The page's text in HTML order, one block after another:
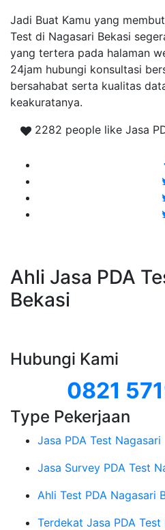
Jadi Buat Kamu yang
Test di Nagasari Bekasi
yang tertera pada halaman
24jam hubungi konsultasi
bersahabat serta kualitas
keakuratanya.
2282 people like Jasa
Ahli Jasa PDA
Bekasi
Hubungi Kami
0821
Type Pekerjaan
Jasa PDA Test Nagasari
Jasa Survey PDA Test
Ahli Test PDA Nagasari
Terdekat Jasa PDA Test